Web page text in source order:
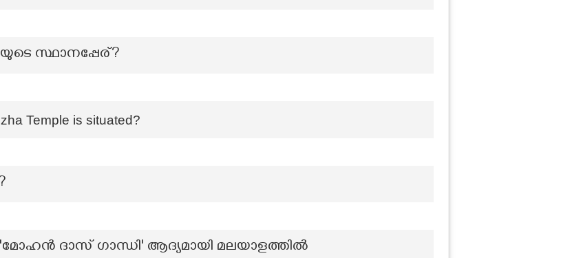
സ്ഥാനപ്പേര്?
Temple is situated?
'മോഹൻ ദാസ് ഗാന്ധി' ആദ്യമായി മലയാളത്തിൽ